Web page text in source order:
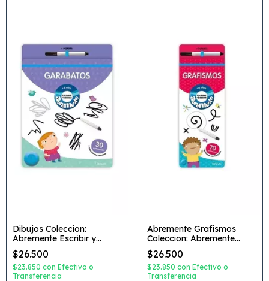
Dibujos Coleccion:
Abremente Escribir y
Borrar Editorial: Catapulta
$26.500
$23.850 con Efectivo o
Transferencia
Abremente Grafismos
Coleccion: Abremente
Escribir y Borrar Editorial:
Ctapulta
$26.500
$23.850 con Efectivo o
Transferencia